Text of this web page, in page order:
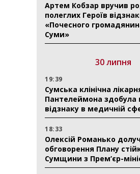
Артем Кобзар вручив
полеглих Героїв
«Почесного
Суми»
30 липня
19:39
Сумська клінічна
Пантелеймона здобула
відзнаку в медичній
18:33
Олексій Романько
обговорення Плану
Сумщини з Прем’єр-